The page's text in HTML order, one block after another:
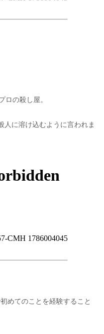
ロの殺し屋。
人に溶け込むように言われま
めてのことを経験すること